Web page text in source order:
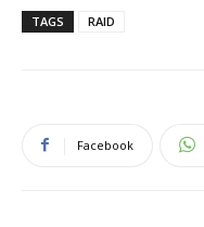
TAGS RAID
Facebook